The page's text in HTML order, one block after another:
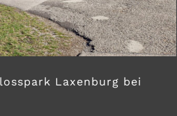
Laxenburg bei